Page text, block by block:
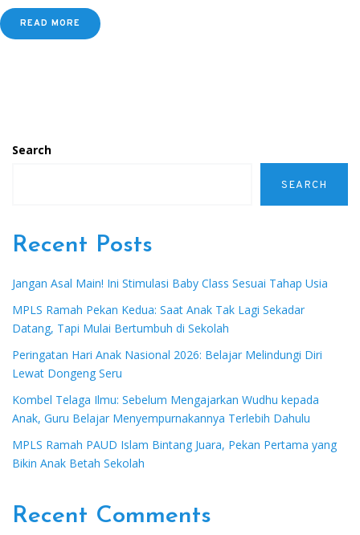
READ MORE
Search
SEARCH
Recent Posts
Jangan Asal Main! Ini Stimulasi Baby Class Sesuai Tahap Usia
MPLS Ramah Pekan Kedua: Saat Anak Tak Lagi Sekadar
Datang, Tapi Mulai Bertumbuh di Sekolah
Peringatan Hari Anak Nasional 2026: Belajar Melindungi Diri
Lewat Dongeng Seru
Kombel Telaga Ilmu: Sebelum Mengajarkan Wudhu kepada
Anak, Guru Belajar Menyempurnakannya Terlebih Dahulu
MPLS Ramah PAUD Islam Bintang Juara, Pekan Pertama yang
Bikin Anak Betah Sekolah
Recent Comments